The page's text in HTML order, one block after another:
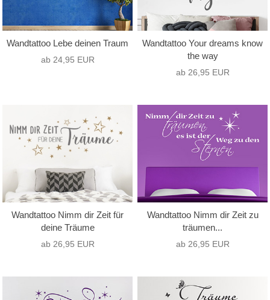
Wandtattoo Lebe deinen Traum
ab 24,95 EUR
Wandtattoo Your dreams know
the way
ab 26,95 EUR
Wandtattoo Nimm dir Zeit für
deine Träume
ab 26,95 EUR
Wandtattoo Nimm dir Zeit zu
träumen...
ab 26,95 EUR